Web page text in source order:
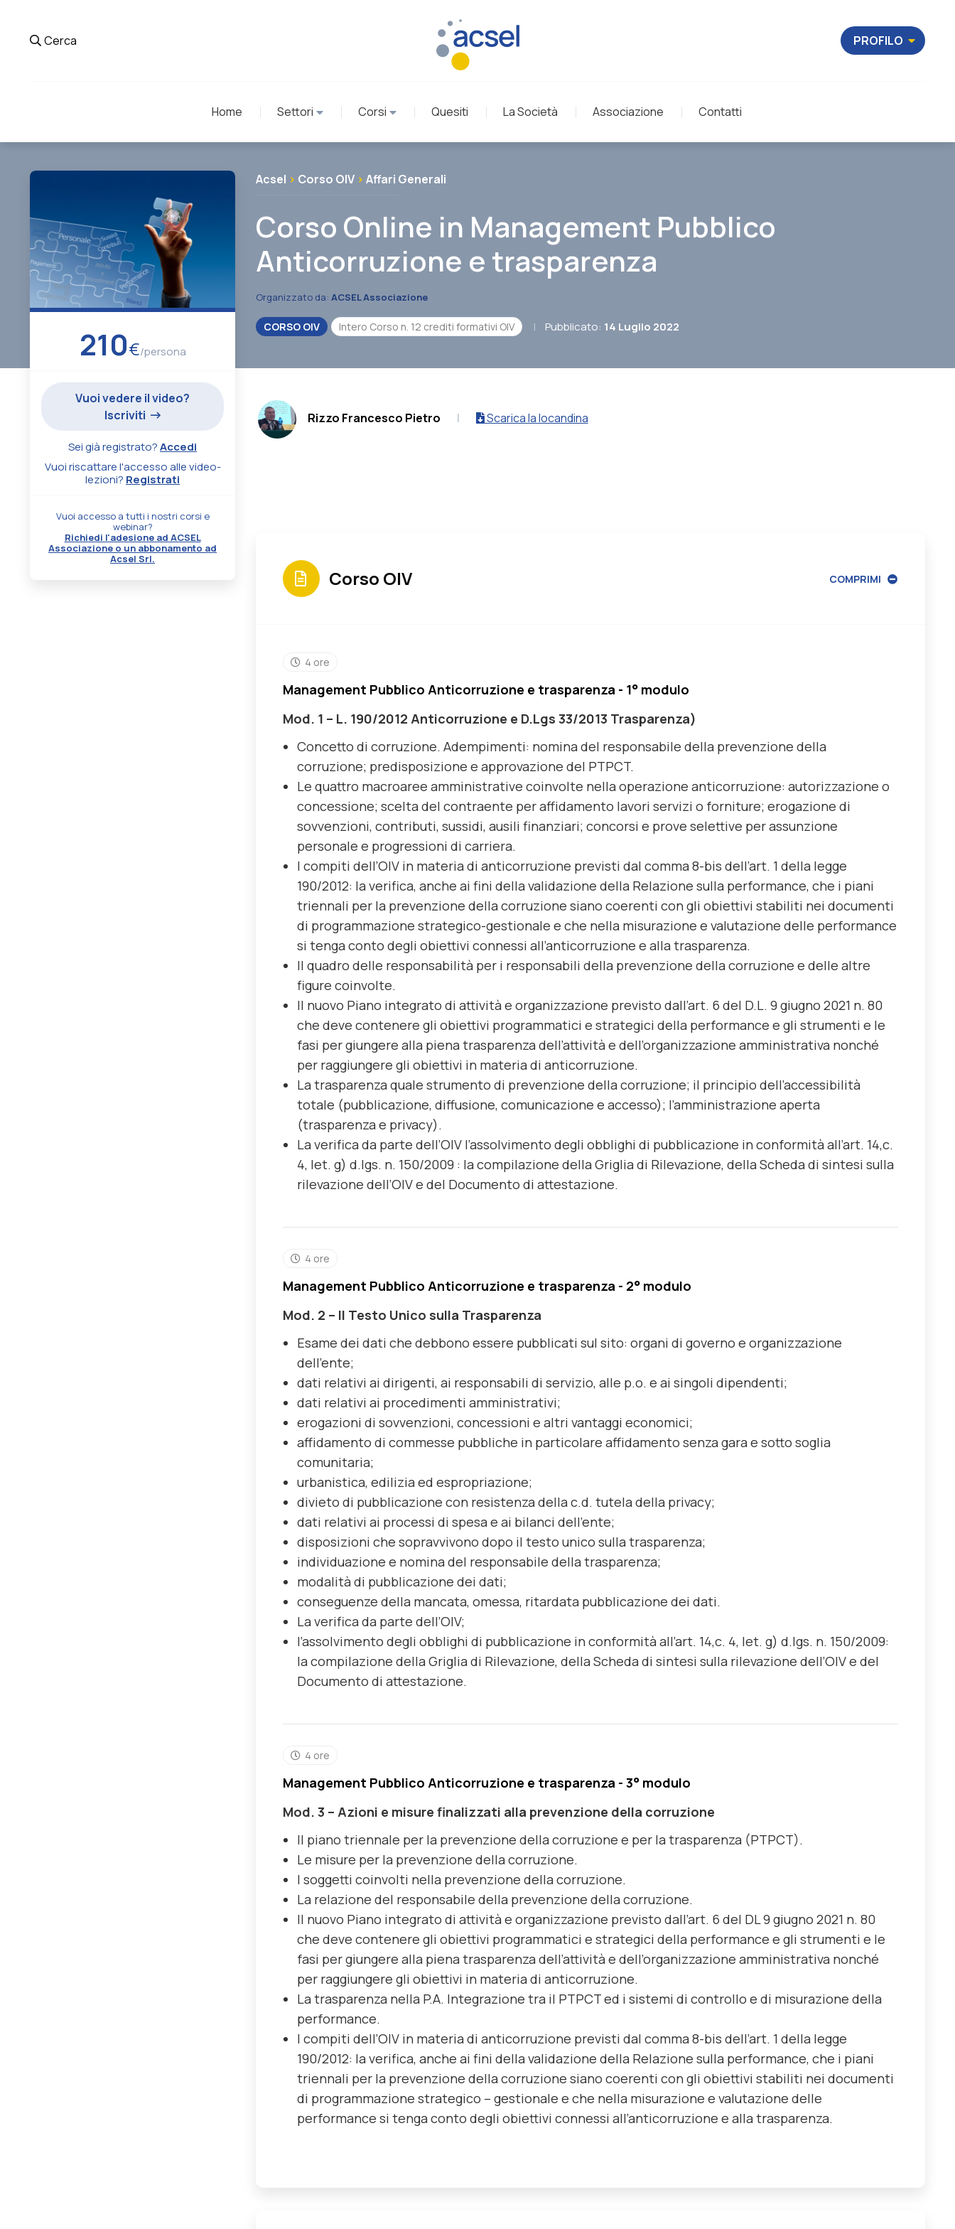
Cerca PROFILO
Home Settori Corsi Quesiti La Società Associazione Contatti
210€/persona
Vuoi vedere il video?
Iscriviti
Sei già registrato?Accedi
Vuoi riscattare l'accesso alle video-
lezioni? Registrati
Vuoi accesso a tutti i nostri corsi e
webinar?
Richiedi l'adesione ad ACSEL
Associazione o un abbonamento ad
Acsel Srl.
Acsel > Corso OIV > Affari Generali
Corso Online in Management Pubblico
Anticorruzione e trasparenza
Organizzato da: ACSEL Associazione
CORSO OIV Intero Corso n. 12 crediti formativi OIV | Pubblicato: 14 Luglio 2022
Rizzo Francesco Pietro
| Scarica la locandina
Corso OIV COMPRIMI
4 ore
Management Pubblico Anticorruzione e trasparenza - 1° modulo
Mod. 1 – L. 190/2012 Anticorruzione e D.Lgs 33/2013 Trasparenza)
Concetto di corruzione. Adempimenti: nomina del responsabile della prevenzione della
corruzione; predisposizione e approvazione del PTPCT.
Le quattro macroaree amministrative coinvolte nella operazione anticorruzione: autorizzazione o
concessione; scelta del contraente per affidamento lavori servizi o forniture; erogazione di
sovvenzioni, contributi, sussidi, ausili finanziari; concorsi e prove selettive per assunzione
personale e progressioni di carriera.
I compiti dell’OIV in materia di anticorruzione previsti dal comma 8-bis dell’art. 1 della legge
190/2012: la verifica, anche ai fini della validazione della Relazione sulla performance, che i piani
triennali per la prevenzione della corruzione siano coerenti con gli obiettivi stabiliti nei documenti
di programmazione strategico-gestionale e che nella misurazione e valutazione delle performance
si tenga conto degli obiettivi connessi all’anticorruzione e alla trasparenza.
Il quadro delle responsabilità per i responsabili della prevenzione della corruzione e delle altre
figure coinvolte.
Il nuovo Piano integrato di attività e organizzazione previsto dall’art. 6 del D.L. 9 giugno 2021 n. 80
che deve contenere gli obiettivi programmatici e strategici della performance e gli strumenti e le
fasi per giungere alla piena trasparenza dell’attività e dell’organizzazione amministrativa nonché
per raggiungere gli obiettivi in materia di anticorruzione.
La trasparenza quale strumento di prevenzione della corruzione; il principio dell’accessibilità
totale (pubblicazione, diffusione, comunicazione e accesso); l’amministrazione aperta
(trasparenza e privacy).
La verifica da parte dell’OIV l’assolvimento degli obblighi di pubblicazione in conformità all’art. 14,c.
4, let. g) d.lgs. n. 150/2009 : la compilazione della Griglia di Rilevazione, della Scheda di sintesi sulla
rilevazione dell’OIV e del Documento di attestazione.
4 ore
Management Pubblico Anticorruzione e trasparenza - 2° modulo
Mod. 2 – Il Testo Unico sulla Trasparenza
Esame dei dati che debbono essere pubblicati sul sito: organi di governo e organizzazione
dell’ente;
dati relativi ai dirigenti, ai responsabili di servizio, alle p.o. e ai singoli dipendenti;
dati relativi ai procedimenti amministrativi;
erogazioni di sovvenzioni, concessioni e altri vantaggi economici;
affidamento di commesse pubbliche in particolare affidamento senza gara e sotto soglia
comunitaria;
urbanistica, edilizia ed espropriazione;
divieto di pubblicazione con resistenza della c.d. tutela della privacy;
dati relativi ai processi di spesa e ai bilanci dell’ente;
disposizioni che sopravvivono dopo il testo unico sulla trasparenza;
individuazione e nomina del responsabile della trasparenza;
modalità di pubblicazione dei dati;
conseguenze della mancata, omessa, ritardata pubblicazione dei dati.
La verifica da parte dell’OIV;
l’assolvimento degli obblighi di pubblicazione in conformità all’art. 14,c. 4, let. g) d.lgs. n. 150/2009:
la compilazione della Griglia di Rilevazione, della Scheda di sintesi sulla rilevazione dell’OIV e del
Documento di attestazione.
4 ore
Management Pubblico Anticorruzione e trasparenza - 3° modulo
Mod. 3 – Azioni e misure finalizzati alla prevenzione della corruzione
Il piano triennale per la prevenzione della corruzione e per la trasparenza (PTPCT).
Le misure per la prevenzione della corruzione.
I soggetti coinvolti nella prevenzione della corruzione.
La relazione del responsabile della prevenzione della corruzione.
Il nuovo Piano integrato di attività e organizzazione previsto dall’art. 6 del DL 9 giugno 2021 n. 80
che deve contenere gli obiettivi programmatici e strategici della performance e gli strumenti e le
fasi per giungere alla piena trasparenza dell’attività e dell’organizzazione amministrativa nonché
per raggiungere gli obiettivi in materia di anticorruzione.
La trasparenza nella P.A. Integrazione tra il PTPCT ed i sistemi di controllo e di misurazione della
performance.
I compiti dell’OIV in materia di anticorruzione previsti dal comma 8-bis dell’art. 1 della legge
190/2012: la verifica, anche ai fini della validazione della Relazione sulla performance, che i piani
triennali per la prevenzione della corruzione siano coerenti con gli obiettivi stabiliti nei documenti
di programmazione strategico – gestionale e che nella misurazione e valutazione delle
performance si tenga conto degli obiettivi connessi all’anticorruzione e alla trasparenza.